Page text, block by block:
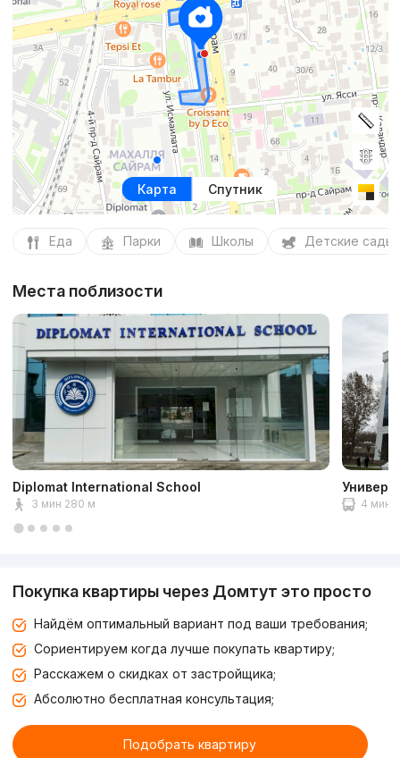
Карта Спутник
Еда Парки Школы Детские сады
Места поблизости
Diplomat International School
3 мин 280 м 4 мин
Покупка квартиры через Домтут это просто
Найдём оптимальный вариант под ваши требования;
Сориентируем когда лучше покупать квартиру;
Расскажем о скидках от застройщика;
Абсолютно бесплатная консультация;
Подобрать квартиру